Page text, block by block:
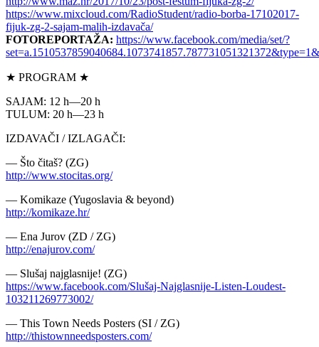
https://www.mixcloud.com/RadioStudent/radio-borba-17102017-
fijuk-zg-2-sajam-malih-izdavača/
FOTOREPORTAŽA: https://www.facebook.com/media/set/?
★ PROGRAM ★
SAJAM: 12 h―20 h
TULUM: 20 h―23 h
IZDAVAČI / IZLAGAČI:
― Što čitaš? (ZG)
http://www.stocitas.org/
― Komikaze (Yugoslavia & beyond)
http://komikaze.hr/
― Ena Jurov (ZD / ZG)
http://enajurov.com/
― Slušaj najglasnije! (ZG)
https://www.facebook.com/Slušaj-Najglasnije-Listen-Loudest-
103211269773002/
― This Town Needs Posters (SI / ZG)
http://thistownneedsposters.com/